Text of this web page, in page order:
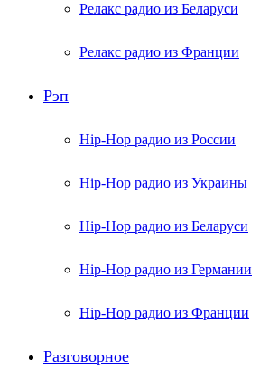
Релакс радио из Беларуси
Релакс радио из Франции
Рэп
Hip-Hop радио из России
Hip-Hop радио из Украины
Hip-Hop радио из Беларуси
Hip-Hop радио из Германии
Hip-Hop радио из Франции
Разговорное